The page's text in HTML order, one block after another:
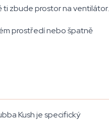
zbude prostor na ventilátor.
prostředí nebo špatně
Kush je specifický